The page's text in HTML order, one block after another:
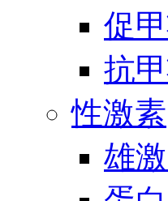
促
抗
性激素
雄